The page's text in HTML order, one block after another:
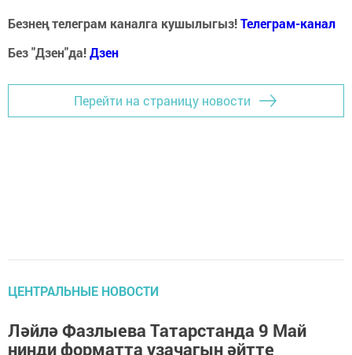
Безнең телеграм каналга кушылыгыз!Телеграм-канал
Без "Дзен"да!Дзен
Перейти на страницу новости
ЦЕНТРАЛЬНЫЕ НОВОСТИ
Ләйлә Фазлыева Татарстанда 9 Май
нинди форматта узачагын әйтте